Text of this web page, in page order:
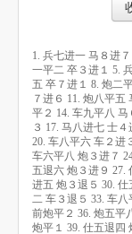
12.兵七平八
炮２平１
13.车九进二
车１平２
14.车九平八
马６进５
15.车八进一
马５进７
16.马二进三
马４进３
17.马八进七
士４进５
1. 兵七进一 马８进
一平二 卒３进１ 5.
五 卒７进１ 8. 炮二
７进６ 11. 炮八平五
平２ 14. 车九平八
３ 17. 马八进七 士
20. 车八平六 车２进
车六平八 炮３进７
五退六 炮３进９ 27.
进五 炮３退５ 30.
二 车３退５ 33. 车
前炮平２ 36. 炮五平
炮平１ 39. 仕五退四